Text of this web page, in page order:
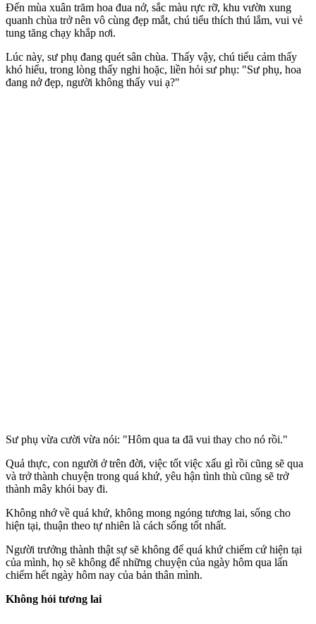
Đến mùa xuân trăm hoa đua nở, sắc màu rực rỡ, khu vườn xung
quanh chùa trở nên vô cùng đẹp mắt, chú tiểu thích thú lắm, vui vẻ
tung tăng chạy khắp nơi.
Lúc này, sư phụ đang quét sân chùa. Thấy vậy, chú tiểu cảm thấy
khó hiểu, trong lòng thấy nghi hoặc, liền hỏi sư phụ: "Sư phụ, hoa
đang nở đẹp, người không thấy vui ạ?"
Sư phụ vừa cười vừa nói: "Hôm qua ta đã vui thay cho nó rồi."
Quả thực, con người ở trên đời, việc tốt việc xấu gì rồi cũng sẽ qua
và trở thành chuyện trong quá khứ, yêu hận tình thù cũng sẽ trở
thành mây khói bay đi.
Không nhớ về quá khứ, không mong ngóng tương lai, sống cho
hiện tại, thuận theo tự nhiên là cách sống tốt nhất.
Người trưởng thành thật sự sẽ không để quá khứ chiếm cứ hiện tại
của mình, họ sẽ không để những chuyện của ngày hôm qua lấn
chiếm hết ngày hôm nay của bản thân mình.
Không hỏi tương lai